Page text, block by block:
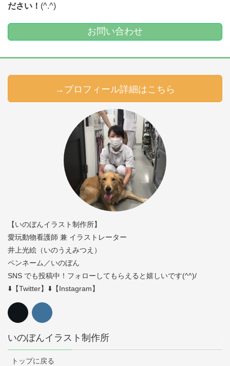
ださい！ (^.^)
お問い合わせ
→プロフィール詳細はこちら
【いのぼんイラスト制作所】
愛玩動物看護師 兼 イラストレーター
井上光絵（いのうえみつえ）
ペンネーム／いのぼん
SNS でも投稿中！フォローしてもらえると嬉しいです(^^)/
⬇️【Twitter】⬇️【Instagram】
いのぼんイラスト制作所
トップに戻る